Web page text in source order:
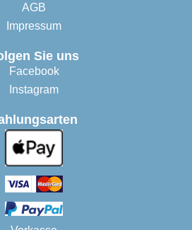
AGB
Impressum
Sie uns
Facebook
Instagram